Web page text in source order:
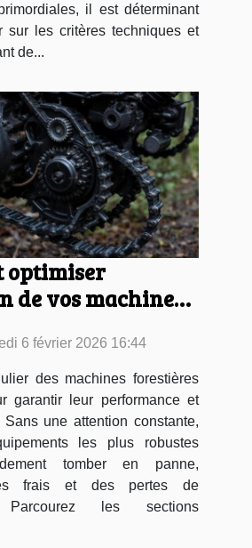
il est déterminant
sur les critères techniques et
de...
optimiser
de vos machines
6 février 2026 16:44
des machines forestières
garantir leur performance et
Sans une attention constante,
les plus robustes
tomber en panne,
frais et des pertes de
Parcourez les sections